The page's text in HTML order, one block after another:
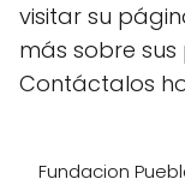
visitar su
más sobre sus
Contáctalos
Fundacion